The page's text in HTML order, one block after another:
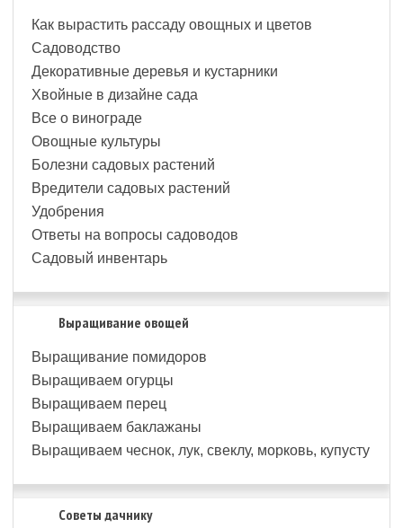
Как вырастить рассаду овощных и цветов
Садоводство
Декоративные деревья и кустарники
Хвойные в дизайне сада
Все о винограде
Овощные культуры
Болезни садовых растений
Вредители садовых растений
Удобрения
Ответы на вопросы садоводов
Садовый инвентарь
Выращивание овощей
Выращивание помидоров
Выращиваем огурцы
Выращиваем перец
Выращиваем баклажаны
Выращиваем чеснок, лук, свеклу, морковь, купусту
Советы дачнику